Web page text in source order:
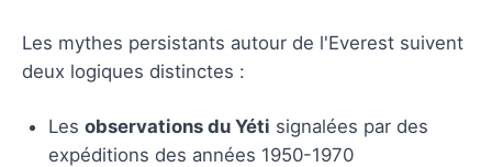
Les mythes persistants autour de l'Everest suivent
deux logiques distinctes :
Les observations du Yéti signalées par des
expéditions des années 1950-1970